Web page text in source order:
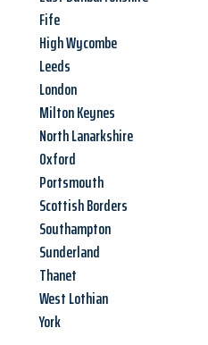
Fife
High Wycombe
Leeds
London
Milton Keynes
North Lanarkshire
Oxford
Portsmouth
Scottish Borders
Southampton
Sunderland
Thanet
West Lothian
York